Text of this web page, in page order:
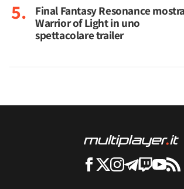
Final Fantasy Resonance
Warrior of Light in uno
spettacolare trailer